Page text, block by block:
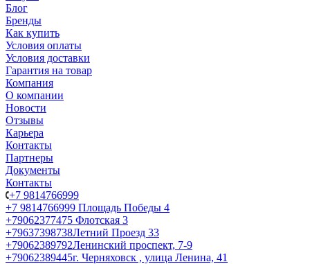
Блог
Бренды
Как купить
Условия оплаты
Условия доставки
Гарантия на товар
Компания
О компании
Новости
Отзывы
Карьера
Контакты
Партнеры
Документы
Контакты
+7 9814766999
+7 9814766999 Площадь Победы 4
+79062377475 Флотская 3
+79637398738Летний Проезд 33
+79062389792Ленинский проспект, 7-9
+79062389445г. Черняховск , улица Ленина, 41